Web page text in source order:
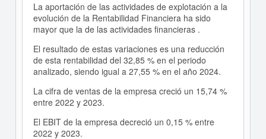
La aportación de las actividades de explotación a la
evolución de la Rentabilidad Financiera ha sido
mayor que la de las actividades financieras .
El resultado de estas variaciones es una reducción
de esta rentabilidad del 32,85 % en el periodo
analizado, siendo igual a 27,55 % en el año 2024.
La cifra de ventas de la empresa creció un 15,74 %
entre 2022 y 2023.
El EBIT de la empresa decreció un 0,15 % entre
2022 y 2023.